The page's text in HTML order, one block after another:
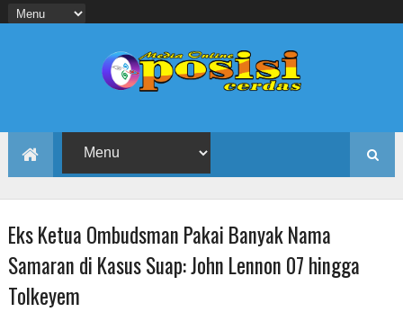
Eks Ketua Ombudsman Pakai Banyak Nama
Samaran di Kasus Suap: John Lennon 07 hingga
Tolkeyem